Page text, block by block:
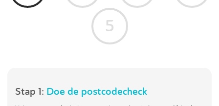
5
Stap 1: Doe de postcodecheck